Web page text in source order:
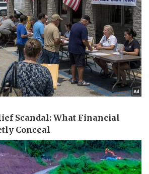
Quân sự - Quốc phòng
Việt Nam
Phân tích